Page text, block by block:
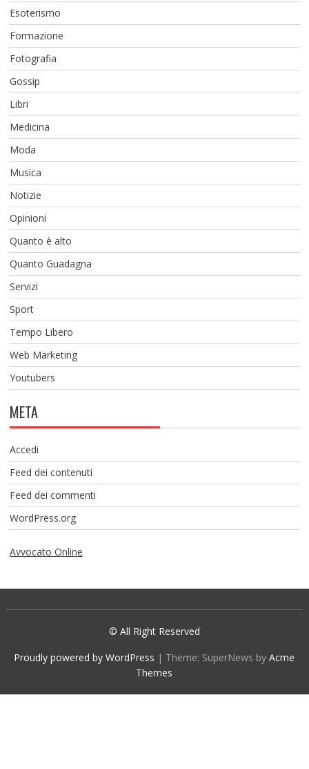
Esoterismo
Formazione
Fotografia
Gossip
Libri
Medicina
Moda
Musica
Notizie
Opinioni
Quanto è alto
Quanto Guadagna
Servizi
Sport
Tempo Libero
Web Marketing
Youtubers
META
Accedi
Feed dei contenuti
Feed dei commenti
WordPress.org
Avvocato Online
© All Right Reserved
Proudly powered by WordPress | Theme: SuperNews byAcme
Themes